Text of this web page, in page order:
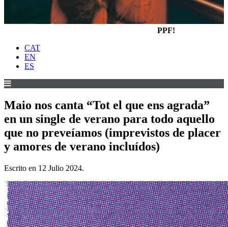
PPF!
CAT
EN
ES
Maio nos canta “Tot el que ens agrada”
en un single de verano para todo aquello
que no preveíamos (imprevistos de placer
y amores de verano incluídos)
Escrito en 12 Julio 2024.